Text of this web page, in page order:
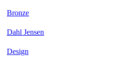
Bronze
Dahl Jensen
Design